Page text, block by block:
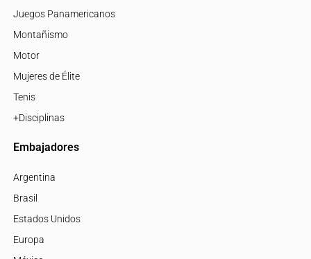
Juegos Panamericanos
Montañismo
Motor
Mujeres de Élite
Tenis
+Disciplinas
Embajadores
Argentina
Brasil
Estados Unidos
Europa